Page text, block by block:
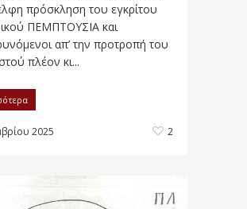
πρόσκληση του εγκρίτου
ΠΕΜΠΤΟΥΣΙΑ και
απ’ την προτροπή του
πλέον κι...
2025 2